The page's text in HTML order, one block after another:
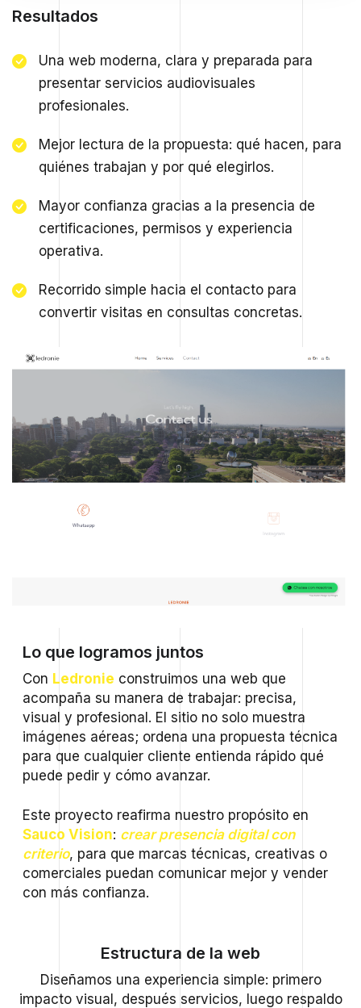
Resultados
Una web moderna, clara y preparada para
presentar servicios audiovisuales
profesionales.
Mejor lectura de la propuesta: qué hacen, para
quiénes trabajan y por qué elegirlos.
Mayor confianza gracias a la presencia de
certificaciones, permisos y experiencia
operativa.
Recorrido simple hacia el contacto para
convertir visitas en consultas concretas.
Lo que logramos juntos
Con Ledronie construimos una web que
acompaña su manera de trabajar: precisa,
visual y profesional. El sitio no solo muestra
imágenes aéreas; ordena una propuesta técnica
para que cualquier cliente entienda rápido qué
puede pedir y cómo avanzar.
Este proyecto reafirma nuestro propósito en
Sauco Vision: crear presencia digital con
criterio, para que marcas técnicas, creativas o
comerciales puedan comunicar mejor y vender
con más confianza.
Estructura de la web
Diseñamos una experiencia simple: primero
impacto visual, después servicios, luego respaldo